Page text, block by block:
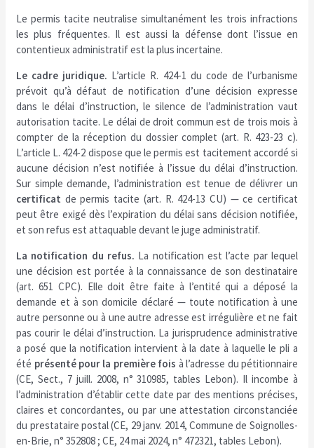
Le permis tacite neutralise simultanément les trois infractions
les plus fréquentes. Il est aussi la défense dont l’issue en
contentieux administratif est la plus incertaine.
Le cadre juridique. L’article R. 424-1 du code de l’urbanisme
prévoit qu’à défaut de notification d’une décision expresse
dans le délai d’instruction, le silence de l’administration vaut
autorisation tacite. Le délai de droit commun est de trois mois à
compter de la réception du dossier complet (art. R. 423-23 c).
L’article L. 424-2 dispose que le permis est tacitement accordé si
aucune décision n’est notifiée à l’issue du délai d’instruction.
Sur simple demande, l’administration est tenue de délivrer un
certificat de permis tacite (art. R. 424-13 CU) — ce certificat
peut être exigé dès l’expiration du délai sans décision notifiée,
et son refus est attaquable devant le juge administratif.
La notification du refus. La notification est l’acte par lequel
une décision est portée à la connaissance de son destinataire
(art. 651 CPC). Elle doit être faite à l’entité qui a déposé la
demande et à son domicile déclaré — toute notification à une
autre personne ou à une autre adresse est irrégulière et ne fait
pas courir le délai d’instruction. La jurisprudence administrative
a posé que la notification intervient à la date à laquelle le pli a
été présenté pour la première fois à l’adresse du pétitionnaire
(CE, Sect., 7 juill. 2008, n° 310985, tables Lebon). Il incombe à
l’administration d’établir cette date par des mentions précises,
claires et concordantes, ou par une attestation circonstanciée
du prestataire postal (CE, 29 janv. 2014, Commune de Soignolles-
en-Brie, n° 352808 ; CE, 24 mai 2024, n° 472321, tables Lebon).